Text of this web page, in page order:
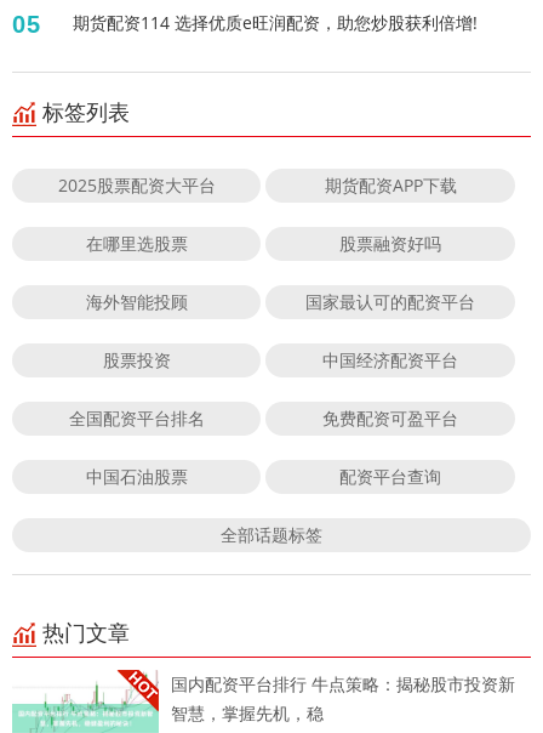
05 期货配资114 选择优质e旺润配资，助您炒股获利倍增!
标签列表
2025股票配资大平台 期货配资APP下载
在哪里选股票 股票融资好吗
海外智能投顾 国家最认可的配资平台
股票投资 中国经济配资平台
全国配资平台排名 免费配资可盈平台
中国石油股票 配资平台查询
全部话题标签
热门文章
国内配资平台排行 牛点策略：揭秘股市投资新
智慧，掌握先机，稳